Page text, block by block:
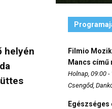
helyén
Filmio
Mancs című
Holnap, 09:00 -
Csengőd,